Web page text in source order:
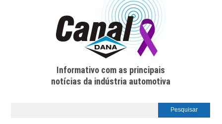
Informativo com as principais
notícias da indústria automotiva